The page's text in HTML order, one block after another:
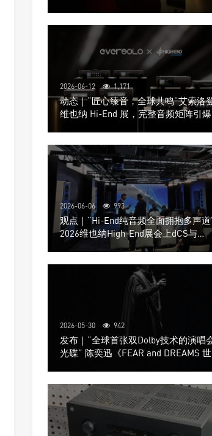
2026-06-12 1,171
动态｜“匠心臻音，全球共鸣”艾索洛
维也纳 Hi-End 展，完整音频矩阵引
2026-06-06 993
观点｜“Hi-End纯音频全面拥抱多声道
2026维也纳High-End展会上dCS与
Trinnov Audio搭建多声道演示系统
2026-05-30 942
发布｜“全球首张双Dolby技术的演唱
光碟” 陈奕迅《FEAR and DREAMS 世